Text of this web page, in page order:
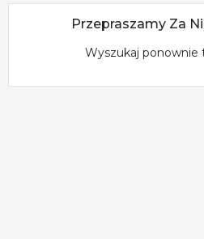
Przepraszamy Za
Wyszukaj ponownie